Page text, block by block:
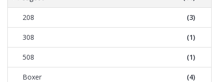
208 (3)
308 (1)
508 (1)
Boxer (4)